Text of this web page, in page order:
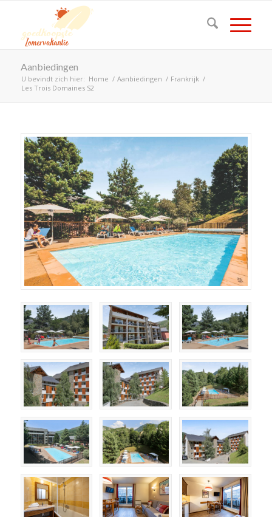
Aanbiedingen
U bevindt zich hier: Home / Aanbiedingen / Frankrijk /
Les Trois Domaines S2